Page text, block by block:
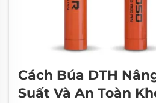
Cách Búa DTH
Suất Và An Toàn